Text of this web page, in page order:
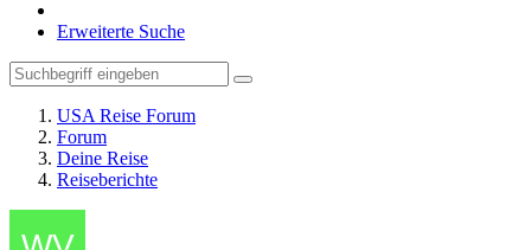
Erweiterte Suche
USA Reise Forum
Forum
Deine Reise
Reiseberichte